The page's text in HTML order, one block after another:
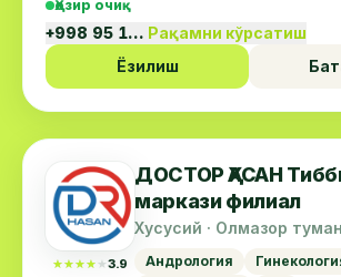
Ҳозир очиқ
+998 95 1… Рақамни кўрсатиш
Ёзилиш
★★★★★
★★★★★3.9
ДОСТОР ҲАСАН
маркази филиал
Хусусий · Олмазор
Андрология